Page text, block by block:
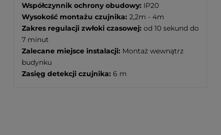
Współczynnik ochrony obudowy: IP20
Wysokość montażu czujnika: 2,2m - 4m
Zakres regulacji zwłoki czasowej: od 10 sekund do
7 minut
Zalecane miejsce instalacji: Montaż wewnątrz
budynku
Zasięg detekcji czujnika: 6 m